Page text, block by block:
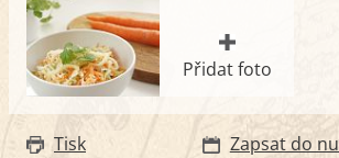
Přidat foto
Tisk Zapsat do